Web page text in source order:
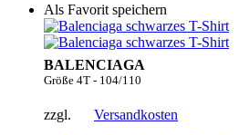
Als Favorit speichern
BALENCIAGA
Größe 4T - 104/110
zzgl.
Versandkosten